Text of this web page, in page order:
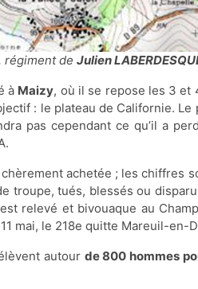
régiment de Julien
à Maizy, où il se repose les 3 et
: le plateau de Californie.
pas cependant ce qu’il a
achetée ; les chiffres
troupe, tués, blessés ou
relevé et bivouaque au
mai, le 218e quitte Mareuil-en-
autour de 800 hommes